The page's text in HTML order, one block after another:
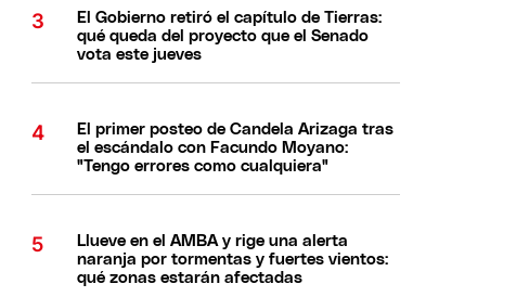
El Gobierno retiró el capítulo de Tierras:
qué queda del proyecto que el Senado
vota este jueves
El primer posteo de Candela Arizaga tras
el escándalo con Facundo Moyano:
"Tengo errores como cualquiera"
Llueve en el AMBA y rige una alerta
naranja por tormentas y fuertes vientos:
qué zonas estarán afectadas